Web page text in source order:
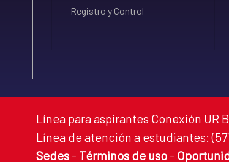
Registro y Control
Línea para aspirantes Conexión UR
Línea de atención a estudiantes:
Sedes - Términos de uso -